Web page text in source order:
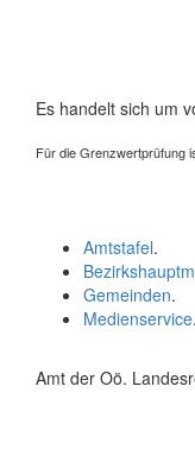
Es handelt sich um
Für die Grenzwertprüfung
Amtstafel.
Gemeinden.
Medienservice.
Amt der Oö.